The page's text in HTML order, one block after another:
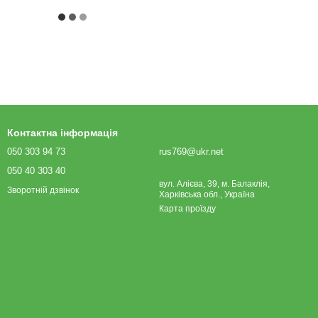
Контактна інформація
050 303 94 73
050 40 303 40
Зворотній дзвінок
rus769@ukr.net
вул. Алієва, 39, м. Балаклія,
Харківська обл., Україна
Карта проїзду